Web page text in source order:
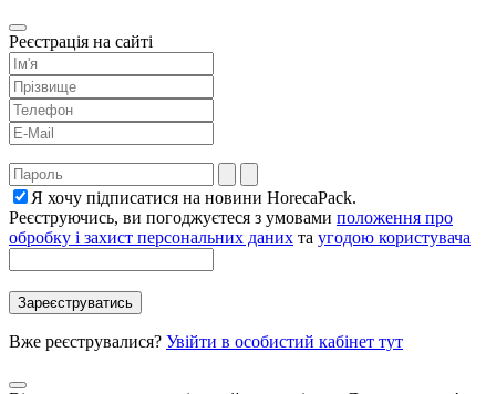
Реєстрація на сайті
Я хочу підписатися на новини HorecaPack.
Реєструючись, ви погоджуєтеся з умовами положення про
обробку і захист персональних даних та угодою користувача
Вже реєструвалися? Увійти в особистий кабінет тут